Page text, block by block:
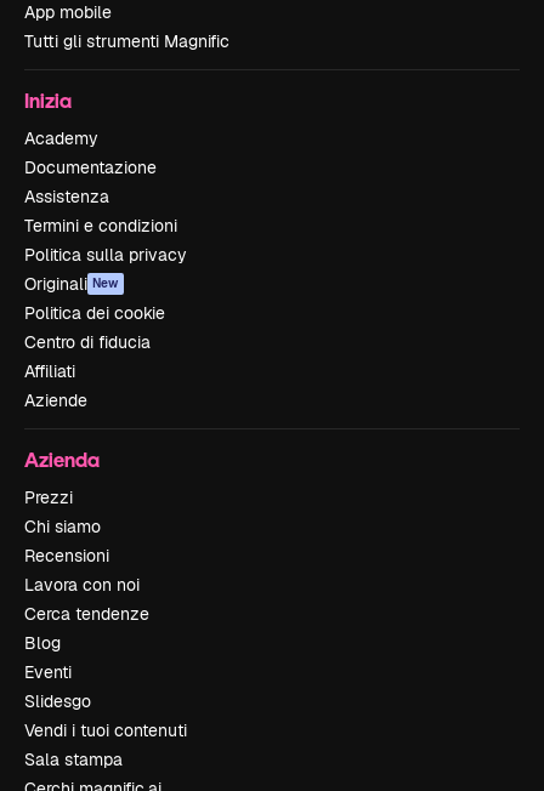
App mobile
Tutti gli strumenti Magnific
Inizia
Academy
Documentazione
Assistenza
Termini e condizioni
Politica sulla privacy
Originali New
Politica dei cookie
Centro di fiducia
Affiliati
Aziende
Azienda
Prezzi
Chi siamo
Recensioni
Lavora con noi
Cerca tendenze
Blog
Eventi
Slidesgo
Vendi i tuoi contenuti
Sala stampa